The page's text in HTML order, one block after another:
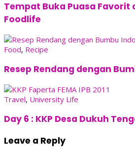
Tempat Buka Puasa Favorit
Foodlife
Food, Recipe
Resep Rendang dengan
Travel, University Life
Day 6 : KKP Desa Dukuh
Leave a Reply